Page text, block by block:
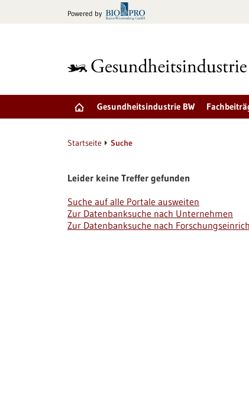
Powered by
Gesundheitsindustrie BW
Startseite Suche
Leider keine Treffer gefunden
Suche auf alle Portale ausweiten
Zur Datenbanksuche nach Unternehmen
Zur Datenbanksuche nach